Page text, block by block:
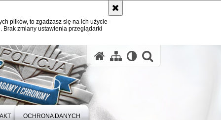
plików, to zgadzasz się na ich użycie
zmiany ustawienia przeglądarki
OCHRONA DANYCH